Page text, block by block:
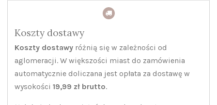
Koszty dostawy
Koszty dostawy różnią się w zależności od
aglomeracji. W większości miast do zamówienia
automatycznie doliczana jest opłata za dostawę w
wysokości 19,99 zł brutto.